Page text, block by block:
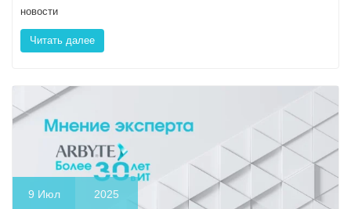
новости
Читать далее
9 Июл 2025